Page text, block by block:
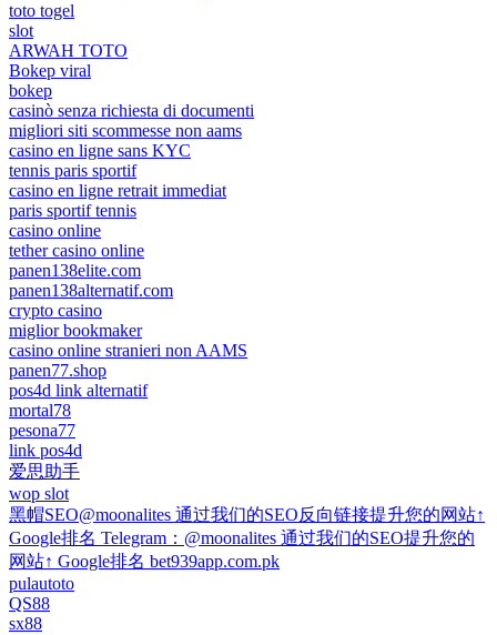
toto togel
slot
ARWAH TOTO
Bokep viral
bokep
casinò senza richiesta di documenti
migliori siti scommesse non aams
casino en ligne sans KYC
tennis paris sportif
casino en ligne retrait immediat
paris sportif tennis
casino online
tether casino online
panen138elite.com
panen138alternatif.com
crypto casino
miglior bookmaker
casino online stranieri non AAMS
panen77.shop
pos4d link alternatif
mortal78
pesona77
link pos4d
爱思助手
wop slot
黑帽SEO@moonalites 通过我们的SEO反向链接提升您的网站↑
Google排名 Telegram：@moonalites 通过我们的SEO提升您的
网站↑ Google排名 bet939app.com.pk
pulautoto
QS88
sx88